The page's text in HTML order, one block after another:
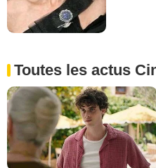
Toutes les actus